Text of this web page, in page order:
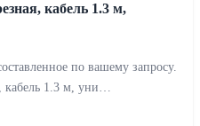
кабель 1.3 м,
по вашему запросу.
кабель 1.3 м, уни…